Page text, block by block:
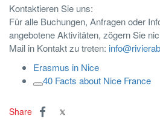
Kontaktieren Sie uns:
Für alle Buchungen, Anfragen oder
angebotene Aktivitäten, zögern Sie
Mail in Kontakt zu treten:
Erasmus in Nice
Copy
40 Facts about Nice France
Share